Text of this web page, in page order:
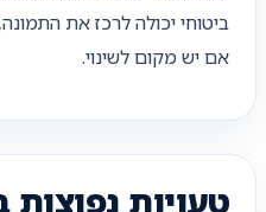
ביטוחי יכולה לרכז את
אם יש מקום לשינוי.
טעויות